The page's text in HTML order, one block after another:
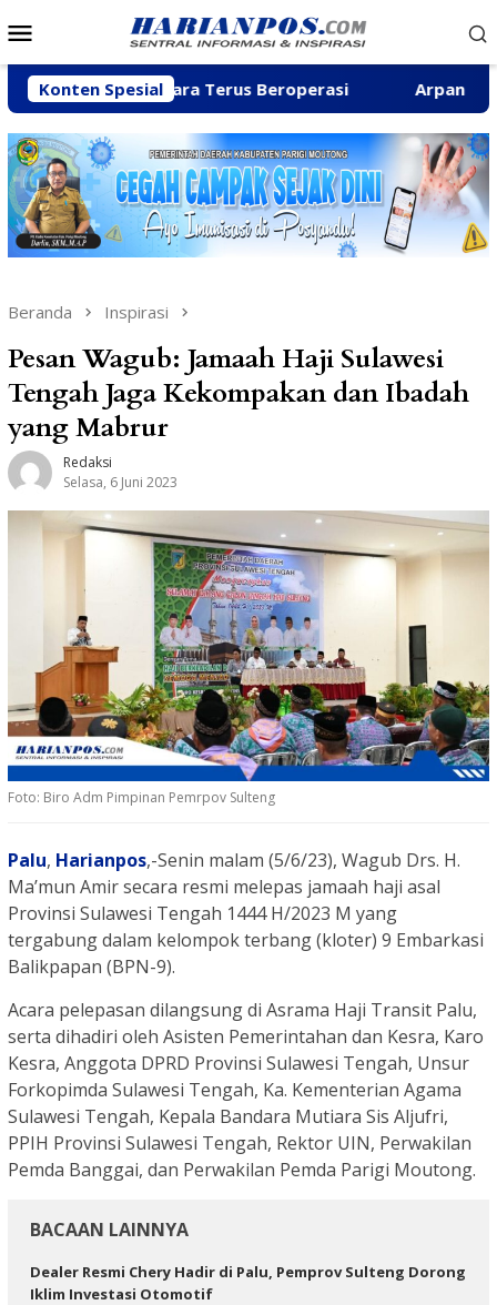
ke
Mobile
Konten Spesial
Baliara Terus Beroperasi Arpan Sahar
Beranda Inspirasi
Pesan Wagub: Jamaah Haji Sulawesi
Tengah Jaga Kekompakan dan Ibadah
yang Mabrur
Redaksi
Selasa, 6 Juni 2023
Foto: Biro Adm Pimpinan Pemrpov Sulteng
Palu, Harianpos,-Senin malam (5/6/23), Wagub Drs. H.
Ma’mun Amir secara resmi melepas jamaah haji asal
Provinsi Sulawesi Tengah 1444 H/2023 M yang
tergabung dalam kelompok terbang (kloter) 9 Embarkasi
Balikpapan (BPN-9).
Acara pelepasan dilangsung di Asrama Haji Transit Palu,
serta dihadiri oleh Asisten Pemerintahan dan Kesra, Karo
Kesra, Anggota DPRD Provinsi Sulawesi Tengah, Unsur
Forkopimda Sulawesi Tengah, Ka. Kementerian Agama
Sulawesi Tengah, Kepala Bandara Mutiara Sis Aljufri,
PPIH Provinsi Sulawesi Tengah, Rektor UIN, Perwakilan
Pemda Banggai, dan Perwakilan Pemda Parigi Moutong.
BACAAN LAINNYA
Dealer Resmi Chery Hadir di Palu, Pemprov Sulteng Dorong
Iklim Investasi Otomotif